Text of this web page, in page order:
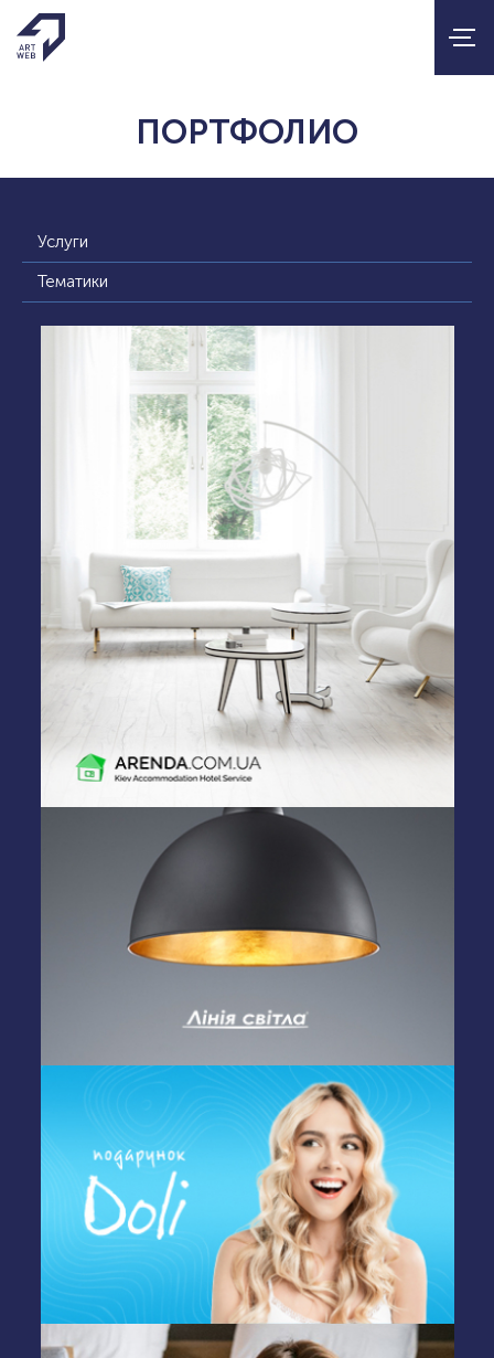
ПОРТФОЛИО
Услуги
Тематики